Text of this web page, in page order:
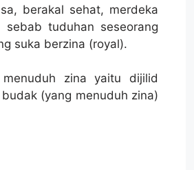
berakal sehat, merdeka
tuduhan seseorang
suka berzina (royal).
zina yaitu dijilid
(yang menuduh zina)